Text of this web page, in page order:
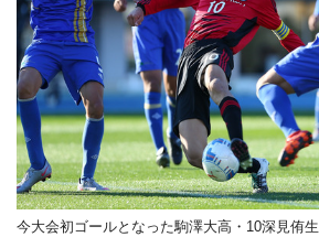
今大会初ゴールとなった駒澤大高・10深見侑生